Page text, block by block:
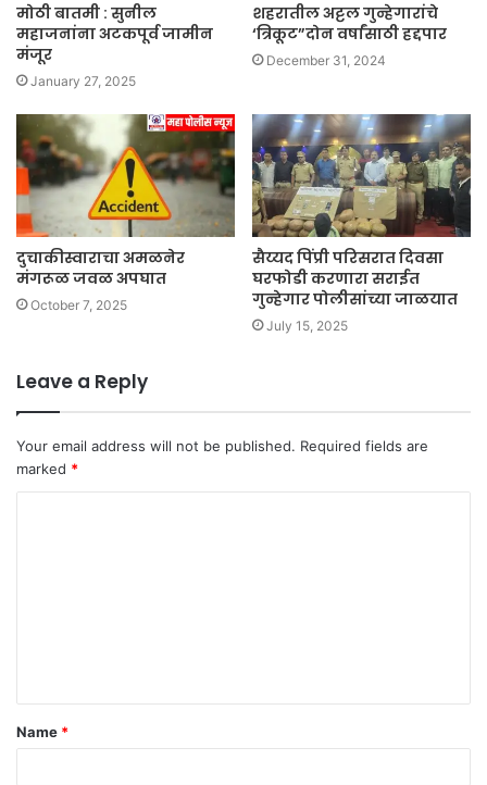
मोठी बातमी : सुनील
महाजनांना अटकपूर्व जामीन
मंजूर
January 27, 2025
शहरातील अट्टल गुन्हेगारांचे
‘त्रिकूट”दोन वर्षांसाठी हद्दपार
December 31, 2024
दुचाकीस्वाराचा अमळनेर
मंगरूळ जवळ अपघात
October 7, 2025
सैय्यद पिंप्री परिसरात दिवसा
घरफोडी करणारा सराईत
गुन्हेगार पोलीसांच्या जाळयात
July 15, 2025
Leave a Reply
Your email address will not be published. Required fields are
marked *
t
*
Name *